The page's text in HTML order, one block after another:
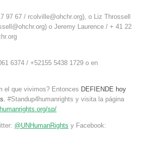
97 67 / rcolville@ohchr.org), o Liz Throssell
) o Jeremy Laurence / + 41 22
6374 / +52155 5438 1729 o en
el que vivimos? Entonces DEFIENDE hoy
#Standup4humanrights y visita la página
sp/
@UNHumanRights y Facebook: